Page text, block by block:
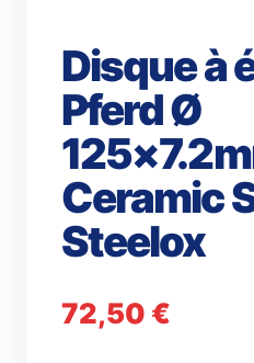
Disque à
Pferd Ø
Ceramic
Steelox
72,50 €